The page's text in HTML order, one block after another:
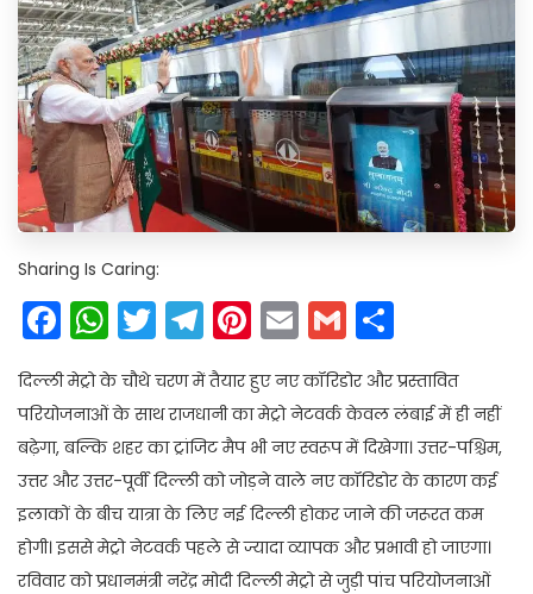
Sharing Is Caring:
Facebook
WhatsApp
Twitter
Telegram
Pinterest
EmailGmail
दिल्ली मेट्रो के चौथे चरण में तैयार हुए नए कॉरिडोर और प्रस्तावित
परियोजनाओं के साथ राजधानी का मेट्रो नेटवर्क केवल लंबाई में ही नहीं
बढ़ेगा, बल्कि शहर का ट्रांजिट मैप भी नए स्वरूप में दिखेगा। उत्तर-पश्चिम,
उत्तर और उत्तर-पूर्वी दिल्ली को जोड़ने वाले नए कॉरिडोर के कारण कई
इलाकों के बीच यात्रा के लिए नई दिल्ली होकर जाने की जरूरत कम
होगी। इससे मेट्रो नेटवर्क पहले से ज्यादा व्यापक और प्रभावी हो जाएगा।
रविवार को प्रधानमंत्री नरेंद्र मोदी दिल्ली मेट्रो से जुड़ी पांच परियोजनाओं